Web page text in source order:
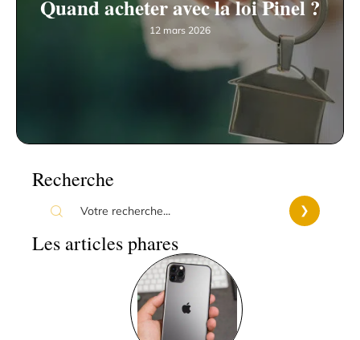
Quand acheter avec la loi Pinel ?
12 mars 2026
Recherche
Les articles phares